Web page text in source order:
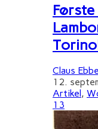
Claus
12.
Artikel ,
13